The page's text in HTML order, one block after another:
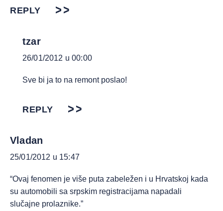
REPLY
tzar
26/01/2012 u 00:00
Sve bi ja to na remont poslao!
REPLY
Vladan
25/01/2012 u 15:47
“Ovaj fenomen je više puta zabeležen i u Hrvatskoj kada
su automobili sa srpskim registracijama napadali
slučajne prolaznike.”